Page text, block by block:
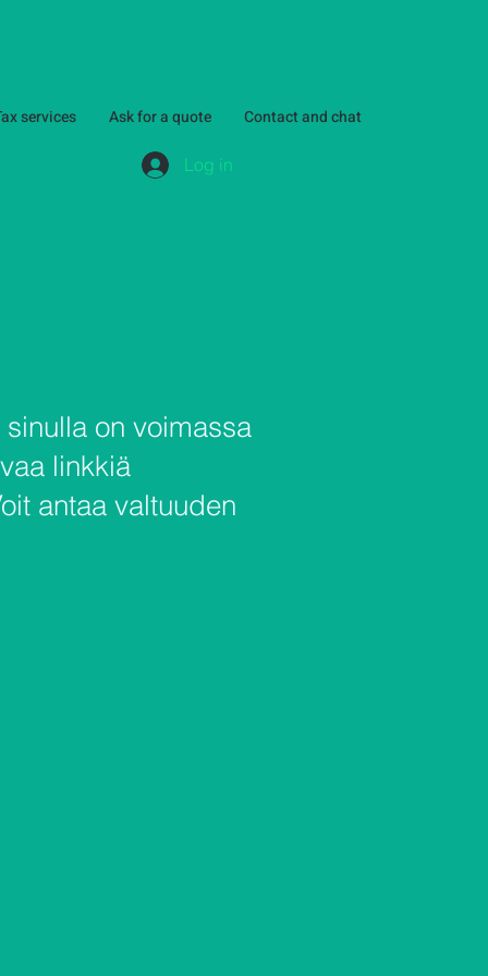
services Ask for a quote Contact and chat
Log in
on voimassa
linkkiä
antaa valtuuden